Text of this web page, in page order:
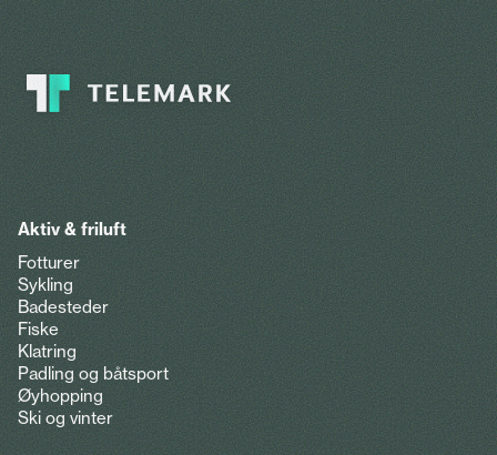
Aktiv & friluft
Fotturer
Sykling
Badesteder
Fiske
Klatring
Padling og båtsport
Øyhopping
Ski og vinter